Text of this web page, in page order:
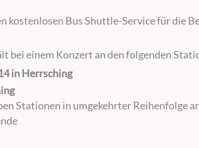
kostenlosen Bus Shuttle-Service für die
bei einem Konzert an den folgenden
in Herrsching
Stationen in umgekehrter Reihenfolge